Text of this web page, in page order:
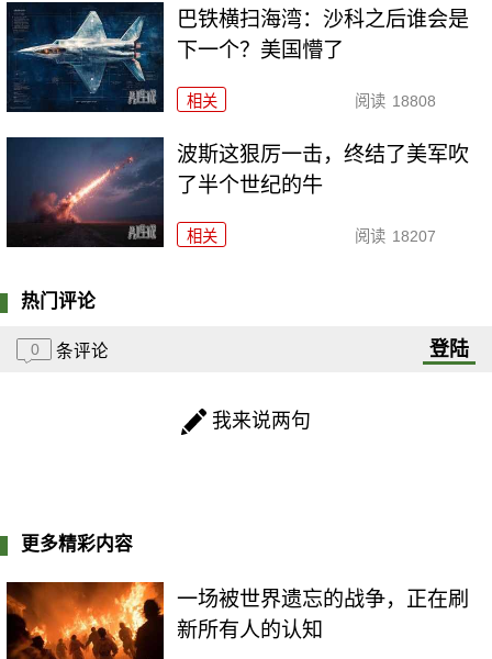
巴铁横扫海湾：沙科之后谁会是
下一个？美国懵了
相关 阅读 18808
波斯这狠厉一击，终结了美军吹
了半个世纪的牛
相关 阅读 18207
热门评论
0 条评论 登陆
我来说两句
更多精彩内容
一场被世界遗忘的战争，正在刷
新所有人的认知